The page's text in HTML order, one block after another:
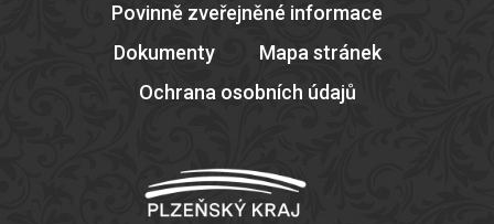
Povinně zveřejněné informace
Dokumenty
Mapa stránek
Ochrana osobních údajů